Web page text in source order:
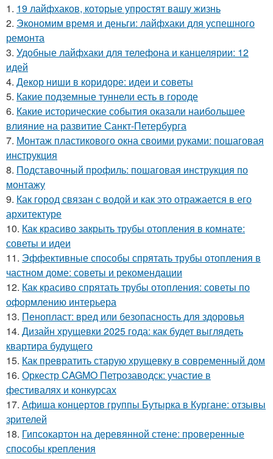
1. 19 лайфхаков, которые упростят вашу жизнь
2. Экономим время и деньги: лайфхаки для успешного
ремонта
3. Удобные лайфхаки для телефона и канцелярии: 12
идей
4. Декор ниши в коридоре: идеи и советы
5. Какие подземные туннели есть в городе
6. Какие исторические события оказали наибольшее
влияние на развитие Санкт-Петербурга
7. Монтаж пластикового окна своими руками: пошаговая
инструкция
8. Подставочный профиль: пошаговая инструкция по
монтажу
9. Как город связан с водой и как это отражается в его
архитектуре
10. Как красиво закрыть трубы отопления в комнате:
советы и идеи
11. Эффективные способы спрятать трубы отопления в
частном доме: советы и рекомендации
12. Как красиво спрятать трубы отопления: советы по
оформлению интерьера
13. Пенопласт: вред или безопасность для здоровья
14. Дизайн хрущевки 2025 года: как будет выглядеть
квартира будущего
15. Как превратить старую хрущевку в современный дом
16. Оркестр CAGMO Петрозаводск: участие в
фестивалях и конкурсах
17. Афиша концертов группы Бутырка в Кургане: отзывы
зрителей
18. Гипсокартон на деревянной стене: проверенные
способы крепления